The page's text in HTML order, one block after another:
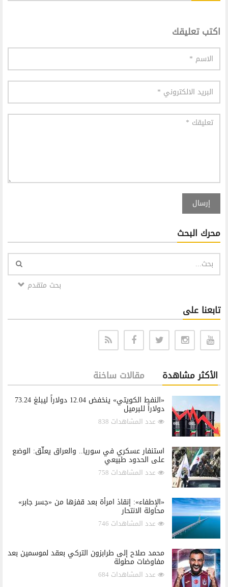
اكتب تعليقك
إرسال
محرك البحث
بحث متقدم
تابعنا على
الأكثر مشاهدة مقالات ساخنة
«النفط الكويتي» ينخفض 12.04 دولاراً ليبلغ 73.24
دولاراً للبرميل
عدد المشاهدات 838
استنفار عسكري في سوريا.. والعراق يعلّق: الوضع
على الحدود طبيعي
عدد المشاهدات 758
«الإطفاء»: إنقاذ امرأة بعد قفزها من «جسر جابر»
محاولة الانتحار
عدد المشاهدات 746
محمد صلاح إلى طرابزون التركي بعقد لموسمين بعد
مفاوضات مطولة
عدد المشاهدات 684